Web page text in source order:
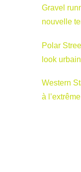
Gravel
nouvelle
Polar
look
Western
à